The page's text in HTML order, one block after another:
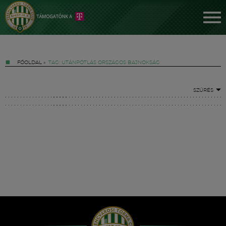
FŐOLDAL » TAG: UTÁNPÓTLÁS ORSZÁGOS BAJNOKSÁG
SZŰRÉS
Hírek